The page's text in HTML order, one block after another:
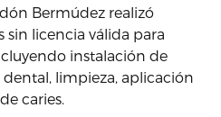
Bermúdez realizó
licencia válida para
instalación de
limpieza, aplicación
caries.